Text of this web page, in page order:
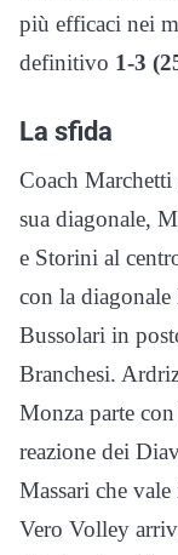
più efficaci nei
definitivo 1-3
La sfida
Coach
sua diagonale,
e Storini al
con la
Bussolari in
Branchesi.
Monza parte
reazione dei
Massari che vale
Vero Volley